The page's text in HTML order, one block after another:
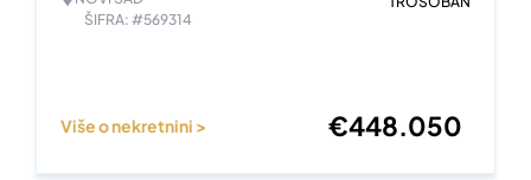
ŠIFRA: #569314
Više o nekretnini > €448.050